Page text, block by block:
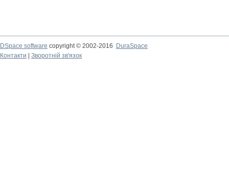
DSpace software copyright © 2002-2016
DuraSpace
Контакти
Зворотній зв'язок